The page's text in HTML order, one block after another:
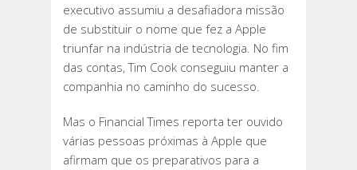
executivo assumiu a desafiadora missão
de substituir o nome que fez a Apple
triunfar na indústria de tecnologia. No fim
das contas, Tim Cook conseguiu manter a
companhia no caminho do sucesso.
Mas o Financial Times reporta ter ouvido
várias pessoas próximas à Apple que
afirmam que os preparativos para a